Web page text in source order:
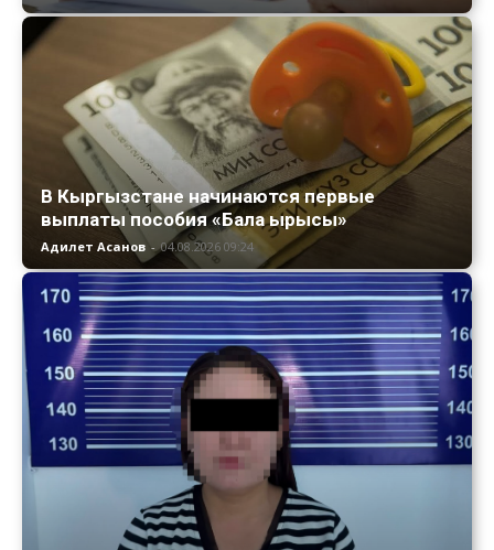
В Кыргызстане начинаются первые
выплаты пособия «Бала ырысы»
Адилет Асанов - 04.08.2026 09:24